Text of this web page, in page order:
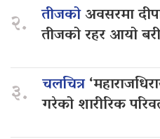
२. तीजकोअवसरमा
तीजको रहर आयो
३. चलचित्र
गरेको शारीरिक